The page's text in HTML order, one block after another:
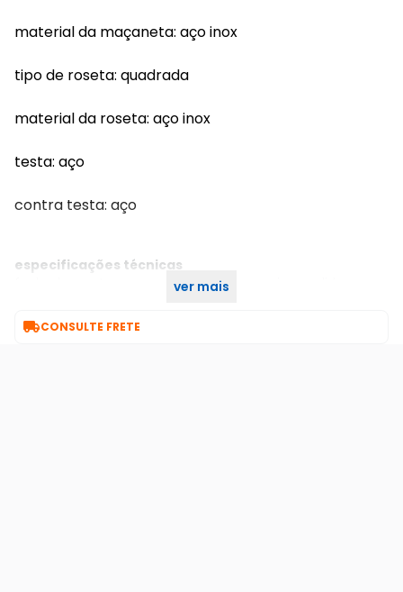
material da maçaneta: aço inox
tipo de roseta: quadrada
material da roseta: aço inox
testa: aço
contra testa: aço
especificações técnicas
fechadura externa quadratta 55mm aço inox polido
ver mais
CONSULTE FRETE